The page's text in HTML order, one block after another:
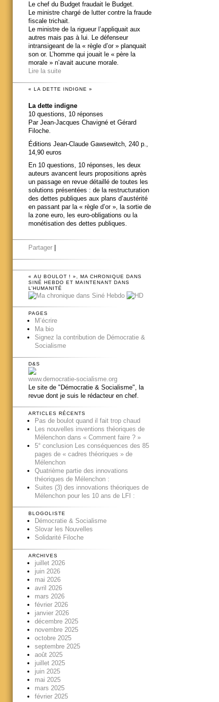
Le chef du Budget fraudait le Budget.
Le ministre chargé de lutter contre la fraude
fiscale trichait.
Le ministre de la rigueur l’appliquait aux
autres mais pas à lui. Le défenseur
intransigeant de la « règle d’or » planquait
son or. L’homme qui jouait le « père la
morale » n’avait aucune morale.
Lire la suite
« LA DETTE INDIGNE »
La dette indigne
10 questions, 10 réponses
Par Jean-Jacques Chavigné et Gérard
Filoche.
Éditions Jean-Claude Gawsewitch, 240 p.,
14,90 euros
En 10 questions, 10 réponses, les deux
auteurs avancent leurs propositions après
un passage en revue détaillé de toutes les
solutions présentées : de la restructuration
des dettes publiques aux plans d’austérité
en passant par la « règle d’or », la sortie de
la zone euro, les euro-obligations ou la
monétisation des dettes publiques.
Partager
« AU BOULOT ! », MA CHRONIQUE DANS
SINÉ HEBDO ET MAINTENANT DANS
L’HUMANITÉ
PAGES
M’écrire
Ma bio
Signez la contribution de Démocratie &
Socialisme
D&S
www.democratie-socialisme.org
Le site de "Démocratie & Socialisme", la
revue dont je suis le rédacteur en chef.
ARTICLES RÉCENTS
Pas de boulot quand il fait trop chaud
Les nouvelles inventions théoriques de
Mélenchon dans « Comment faire ? »
5° conclusion Les conséquences des 85
pages de « cadres théoriques » de
Mélenchon
Quatrième partie des innovations
théoriques de Mélenchon :
Suites (3) des innovations théoriques de
Mélenchon pour les 10 ans de LFI :
BLOGOLISTE
Démocratie & Socialisme
Slovar les Nouvelles
Solidarité Filoche
ARCHIVES
juillet 2026
juin 2026
mai 2026
avril 2026
mars 2026
février 2026
janvier 2026
décembre 2025
novembre 2025
octobre 2025
septembre 2025
août 2025
juillet 2025
juin 2025
mai 2025
mars 2025
février 2025